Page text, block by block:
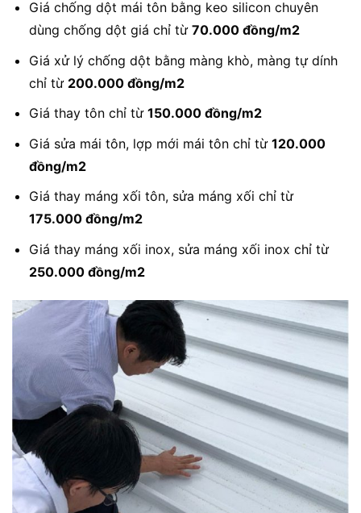
Giá chống dột mái tôn bằng keo silicon chuyên
dùng chống dột giá chỉ từ 70.000 đồng/m2
Giá xử lý chống dột bằng màng khò, màng tự dính
chỉ từ 200.000 đồng/m2
Giá thay tôn chỉ từ 150.000 đồng/m2
Giá sửa mái tôn, lợp mới mái tôn chỉ từ 120.000
đồng/m2
Giá thay máng xối tôn, sửa máng xối chỉ từ
175.000 đồng/m2
Giá thay máng xối inox, sửa máng xối inox chỉ từ
250.000 đồng/m2